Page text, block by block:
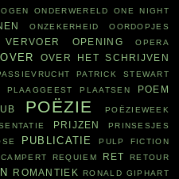
OGEN ONDERWERELD
ONE NIGHT
ONZEKERHEID
OORDOPJES
OPENING OPERA
OVER
OVER HET SCHRIJVEN
PATRICK STEWART
PLAAGGEEST PLAATSEN
POEM
POËZIE POËZIEWEEK
PRIJZEN PRINSESJES
PUBLICATIE PULP FICTION
REQUIEM RET
RETOUR
ROMANTIEK RONALD GIPHART